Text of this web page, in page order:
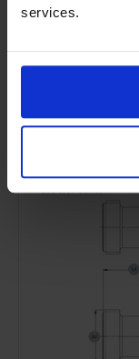
services.
Product